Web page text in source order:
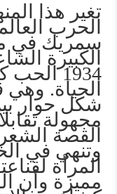
تغير هذا
الحرب
سمريك في
1934
الحياة.
شكل حوار
مجهولة
القصة
وتنهي في
المرأة
مميزة وأن